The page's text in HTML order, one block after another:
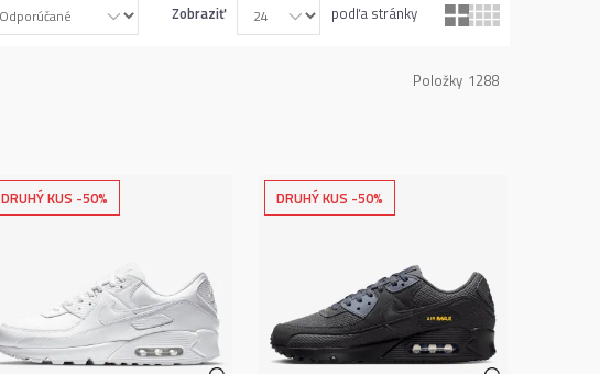
Zobraziť podľa stránky
1288
Položky
DRUHÝ KUS -50% DRUHÝ KUS -50%